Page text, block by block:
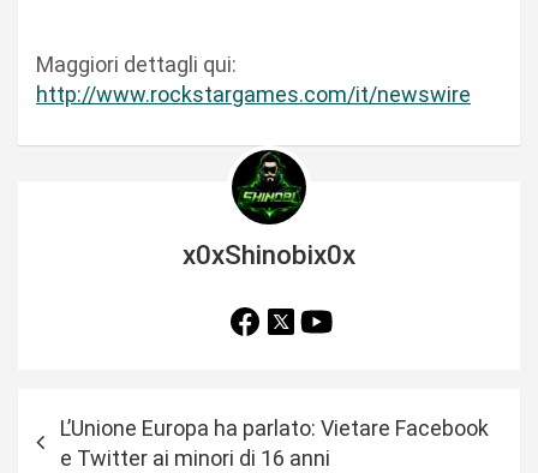
Maggiori dettagli qui:
http://www.rockstargames.com/it/newswire
x0xShinobix0x
L’Unione Europa ha parlato: Vietare Facebook
e Twitter ai minori di 16 anni